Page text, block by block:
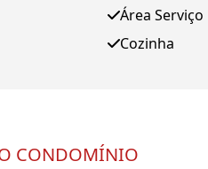
Área Serviço
Cozinha
CONDOMÍNIO